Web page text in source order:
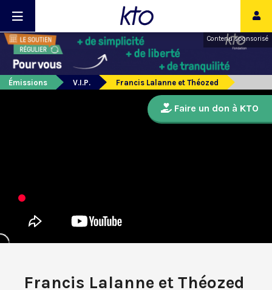
Contenu sponsorisé
Émissions V.I.P. Francis Lalanne et Théozed
Francis Lalanne et Théozed
Faire un don à KTO